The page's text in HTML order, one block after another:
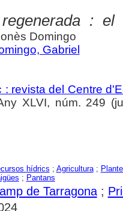
: el
Domingo
Gabriel
: revista del Centre
XLVI, núm. 249
hídrics ; Agricultura;
; Pantans
de Tarragona;